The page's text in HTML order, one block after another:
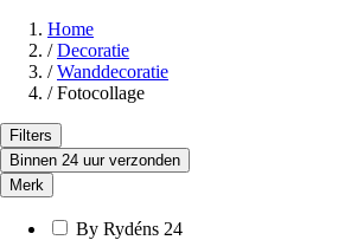
Home
/ Decoratie
/ Wanddecoratie
/ Fotocollage
Filters
Binnen 24 uur verzonden
Merk
By Rydéns 24